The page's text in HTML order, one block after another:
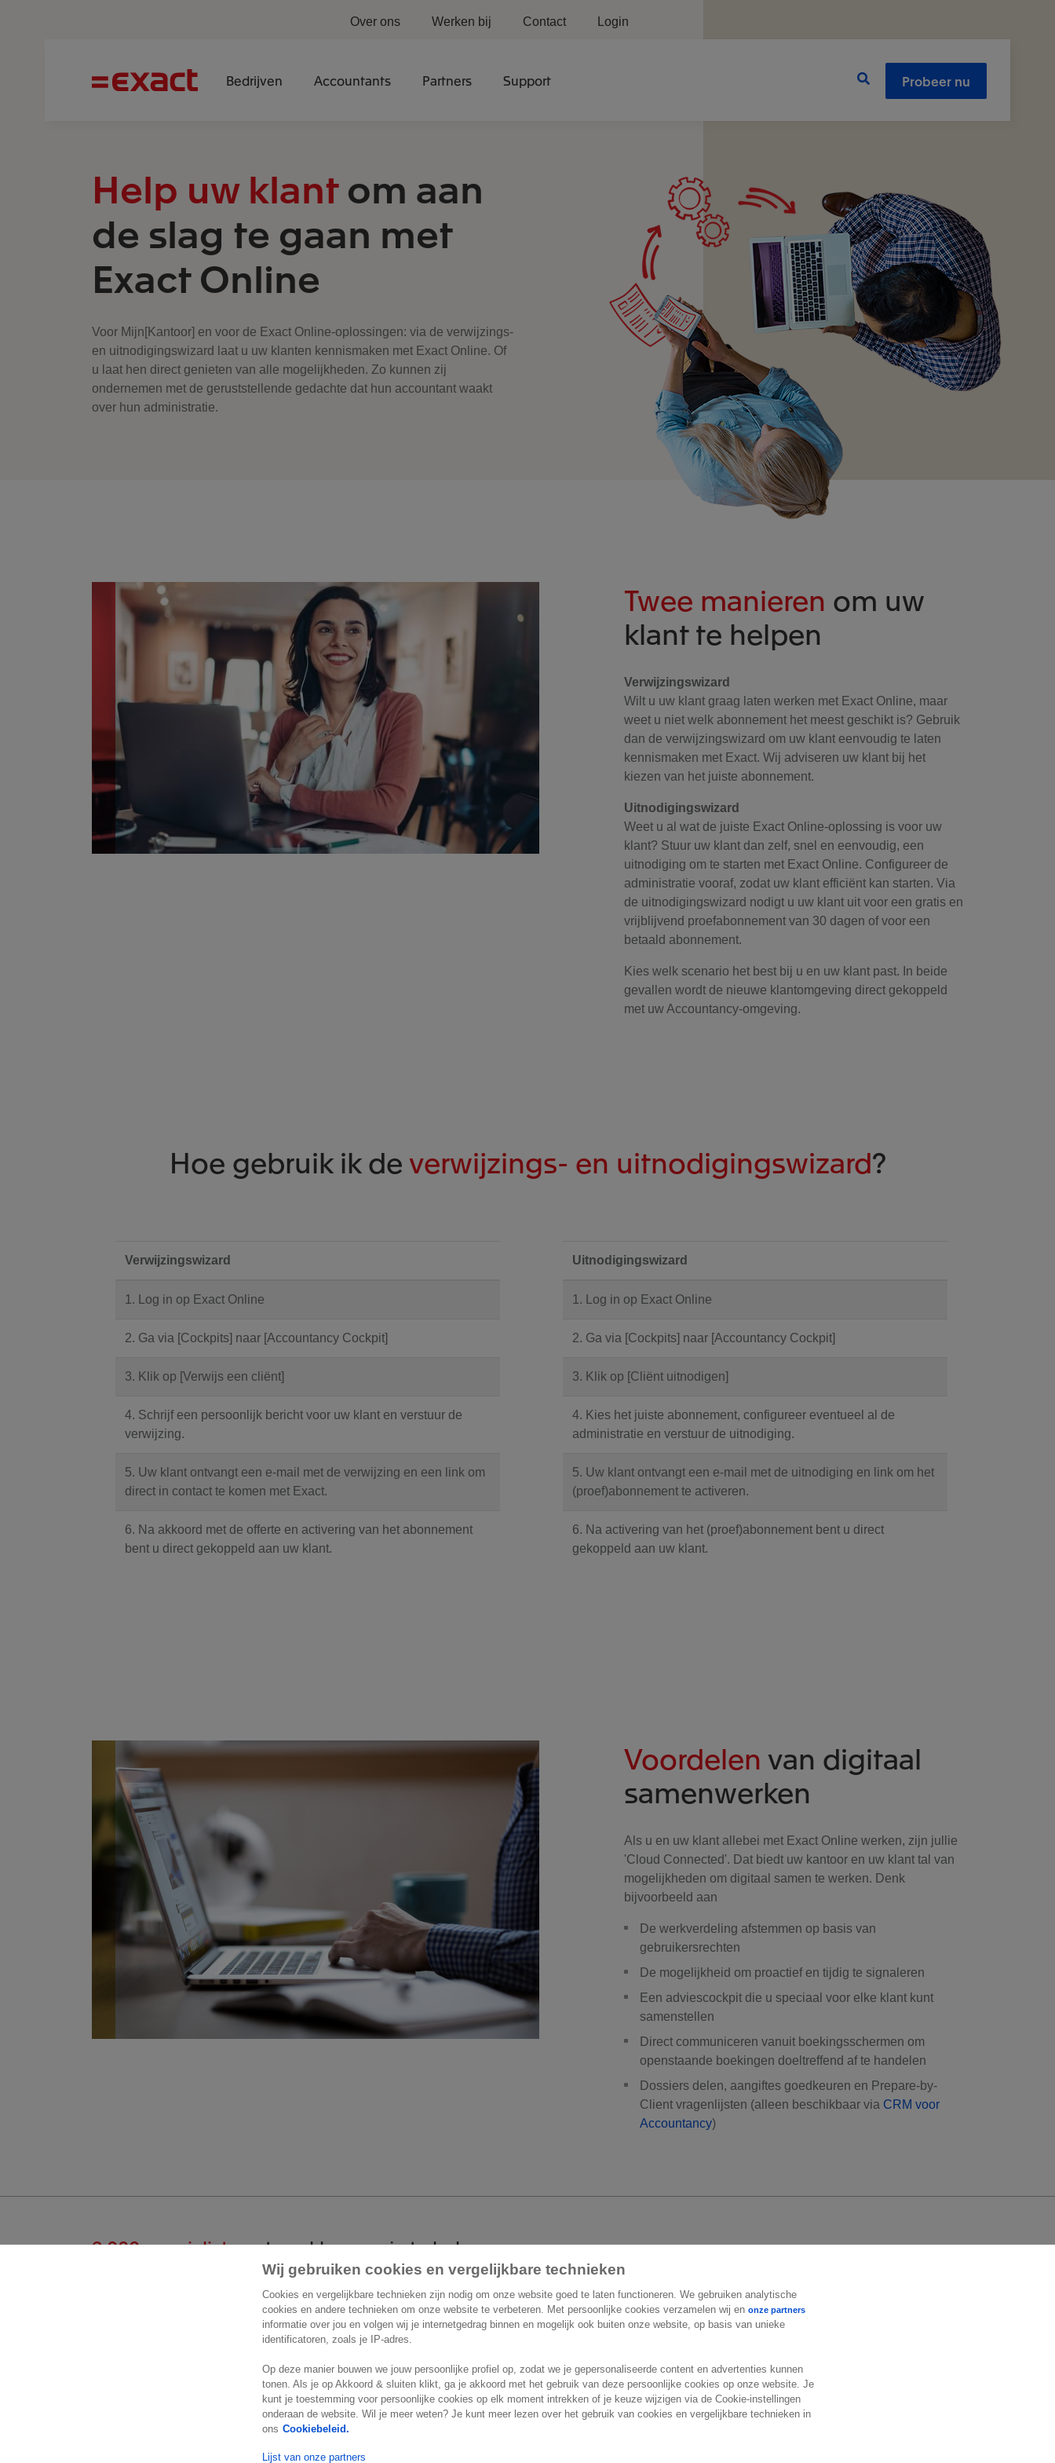
Bedrijven Accountants Partners Support Probeer nu
Over ons Werken bij Contact Login
Help uw klantom aan
de slag te gaan met
Exact Online
Voor Mijn[Kantoor] en voor de Exact Online-oplossingen: via de verwijzings-
en uitnodigingswizard laat u uw klanten kennismaken met Exact Online. Of
u laat hen direct genieten van alle mogelijkheden. Zo kunnen zij
ondernemen met de geruststellende gedachte dat hun accountant waakt
over hun administratie.
Twee manieren om uw
klant te helpen
Verwijzingswizard
Wilt u uw klant graag laten werken met Exact Online, maar
weet u niet welk abonnement het meest geschikt is? Gebruik
dan de verwijzingswizard om uw klant eenvoudig te laten
kennismaken met Exact. Wij adviseren uw klant bij het
kiezen van het juiste abonnement.
Uitnodigingswizard
Weet u al wat de juiste Exact Online-oplossing is voor uw
klant? Stuur uw klant dan zelf, snel en eenvoudig, een
uitnodiging om te starten met Exact Online. Configureer de
administratie vooraf, zodat uw klant efficiënt kan starten. Via
de uitnodigingswizard nodigt u uw klant uit voor een gratis en
vrijblijvend proefabonnement van 30 dagen of voor een
betaald abonnement.
Kies welk scenario het best bij u en uw klant past. In beide
gevallen wordt de nieuwe klantomgeving direct gekoppeld
met uw Accountancy-omgeving.
Hoe gebruik ik deverwijzings- en uitnodigingswizard?
Verwijzingswizard
1. Log in op Exact Online
2. Ga via [Cockpits] naar [Accountancy Cockpit]
3. Klik op [Verwijs een cliënt]
4. Schrijf een persoonlijk bericht voor uw klant en verstuur de
verwijzing.
5. Uw klant ontvangt een e-mail met de verwijzing en een link om
direct in contact te komen met Exact.
6. Na akkoord met de offerte en activering van het abonnement
bent u direct gekoppeld aan uw klant.
Uitnodigingswizard
1. Log in op Exact Online
2. Ga via [Cockpits] naar [Accountancy Cockpit]
3. Klik op [Cliënt uitnodigen]
4. Kies het juiste abonnement, configureer eventueel al de
administratie en verstuur de uitnodiging.
5. Uw klant ontvangt een e-mail met de uitnodiging en link om het
(proef)abonnement te activeren.
6. Na activering van het (proef)abonnement bent u direct
gekoppeld aan uw klant.
Voordelen van digitaal
samenwerken
Als u en uw klant allebei met Exact Online werken, zijn jullie
'Cloud Connected'. Dat biedt uw kantoor en uw klant tal van
mogelijkheden om digitaal samen te werken. Denk
bijvoorbeeld aan
De werkverdeling afstemmen op basis van
gebruikersrechten
De mogelijkheid om proactief en tijdig te signaleren
Een adviescockpit die u speciaal voor elke klant kunt
samenstellen
Direct communiceren vanuit boekingsschermen om
openstaande boekingen doeltreffend af te handelen
Dossiers delen, aangiftes goedkeuren en Prepare-by-
Client vragenlijsten (alleen beschikbaar via CRM voor
Accountancy)
2.000 specialistenstaan klaar om je te helpen
Contact
Exact Belgium
1780 Wemmel
België
Locatie
Overige informatie
Support
Volg ons
Wij gebruiken cookies en vergelijkbare technieken
Cookies en vergelijkbare technieken zijn nodig om onze website goed te laten functioneren. We gebruiken analytische
cookies en andere technieken om onze website te verbeteren. Met persoonlijke cookies verzamelen wij enonze partners
informatie over jou en volgen wij je internetgedrag binnen en mogelijk ook buiten onze website, op basis van unieke
identificatoren, zoals je IP-adres.
Op deze manier bouwen we jouw persoonlijke profiel op, zodat we je gepersonaliseerde content en advertenties kunnen
tonen. Als je op Akkoord & sluiten klikt, ga je akkoord met het gebruik van deze persoonlijke cookies op onze website. Je
kunt je toestemming voor persoonlijke cookies op elk moment intrekken of je keuze wijzigen via de Cookie-instellingen
onderaan de website. Wil je meer weten? Je kunt meer lezen over het gebruik van cookies en vergelijkbare technieken in
ons Cookiebeleid.
Lijst van onze partners